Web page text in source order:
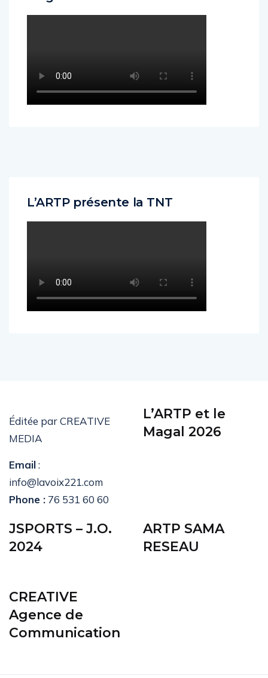
L’ARTP présente la TNT
Éditée par CREATIVE
MEDIA
Email:
info@lavoix221.com
Phone : 76 531 60 60
L’ARTP et le
Magal 2026
JSPORTS – J.O.
2024
ARTP SAMA
RESEAU
CREATIVE
Agence de
Communication